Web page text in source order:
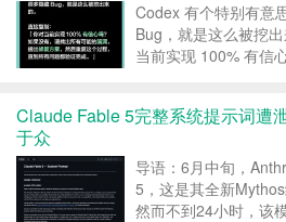
Codex 有个特别有意
Bug，就是这么被挖
当前实现 100% 有信
就说”完成了”。 C...
Claude Fable 5完整系统提示词遭
于众
导语：6月中旬，
5，这是其全新
然而不到24小时，该